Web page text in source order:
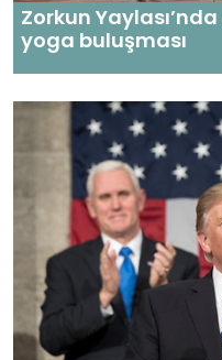
Zorkun
yoga buluşması